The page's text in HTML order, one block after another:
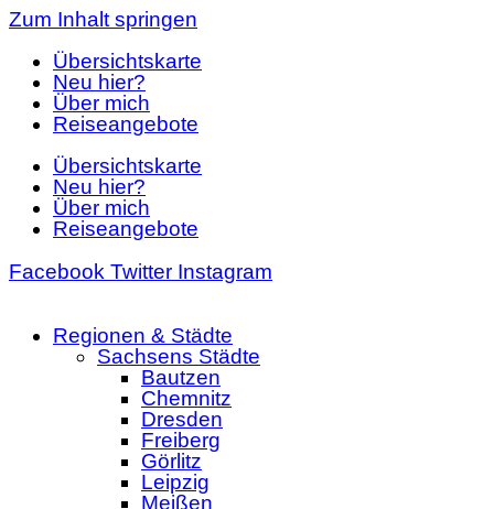
Zum Inhalt springen
Übersichtskarte
Neu hier?
Über mich
Reiseangebote
Übersichtskarte
Neu hier?
Über mich
Reiseangebote
Facebook Twitter Instagram
Regionen & Städte
Sachsens Städte
Bautzen
Chemnitz
Dresden
Freiberg
Görlitz
Leipzig
Meißen